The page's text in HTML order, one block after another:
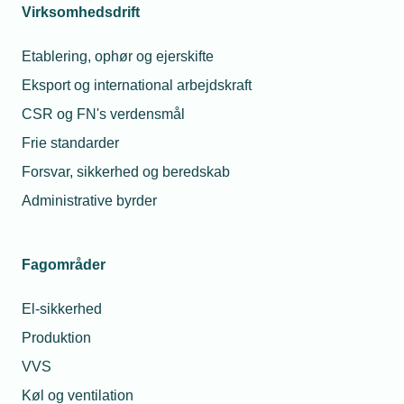
Virksomhedsdrift
Etablering, ophør og ejerskifte
Eksport og international arbejdskraft
CSR og FN's verdensmål
Frie standarder
Forsvar, sikkerhed og beredskab
Administrative byrder
Fagområder
El-sikkerhed
Produktion
VVS
Køl og ventilation
13. sep. 2018
13. sep. 2018
20. sep. 2018
eleverne godt indeklima